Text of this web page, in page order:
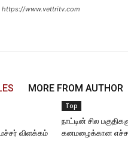
https://www.vettritv.com
MORE FROM AUTHOR
விளக்கம்
Top
நாட்டின் சில
கனமழைக்கான